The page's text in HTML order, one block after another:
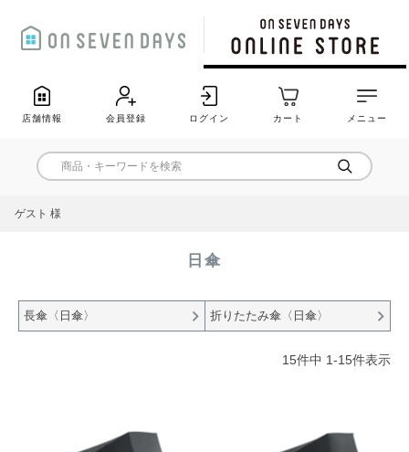
店舗情報 会員登録 ログイン カート メニュー
ゲスト 様
日傘
長傘〈日傘〉 折りたたみ傘〈日傘〉
15件中 1-15件表示